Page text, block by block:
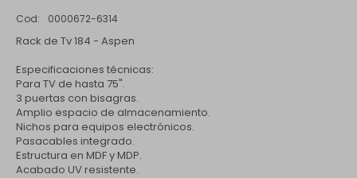
0000672-6314
Rack de Tv 184 - Aspen
Especificaciones técnicas:
Para TV de hasta 75".
3 puertas con bisagras.
Amplio espacio de almacenamiento.
Nichos para equipos electrónicos.
Pasacables integrado.
Estructura en MDF y MDP.
Acabado UV resistente.